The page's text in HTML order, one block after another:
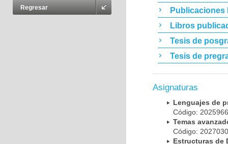
Regresar
Publicaciones
Libros
Tesis de
Tesis de
Asignaturas
Lenguajes de
Código:
Temas
Código:
Estructuras de